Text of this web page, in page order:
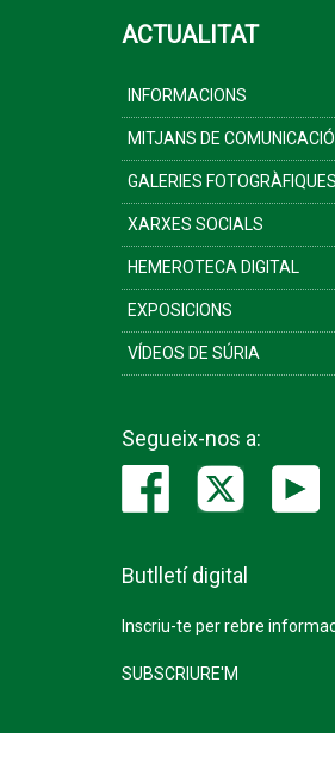
ACTUALITAT
INFORMACIONS
MITJANS DE COMUNICACIÓ
GALERIES FOTOGRÀFIQUES
XARXES SOCIALS
HEMEROTECA DIGITAL
EXPOSICIONS
VÍDEOS DE SÚRIA
Segueix-nos a:
Butlletí digital
Inscriu-te per rebre
SUBSCRIURE'M